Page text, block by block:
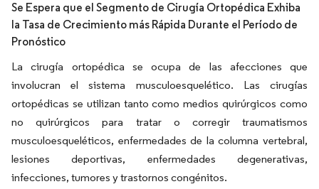
Se Espera que el Segmento de Cirugía Ortopédica Exhiba
la Tasa de Crecimiento más Rápida Durante el Período de
Pronóstico
La cirugía ortopédica se ocupa de las afecciones que
involucran el sistema musculoesquelético. Las cirugías
ortopédicas se utilizan tanto como medios quirúrgicos como
no quirúrgicos para tratar o corregir traumatismos
musculoesqueléticos, enfermedades de la columna vertebral,
lesiones deportivas, enfermedades degenerativas,
infecciones, tumores y trastornos congénitos.